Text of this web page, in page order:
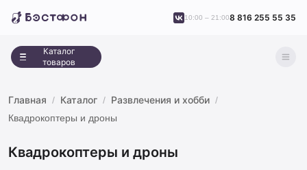
Каталог
товаров
10:00 – 21:008 816 255 55 35
Главная Каталог Развлечения и хобби
Квадрокоптеры и дроны
Квадрокоптеры и дроны